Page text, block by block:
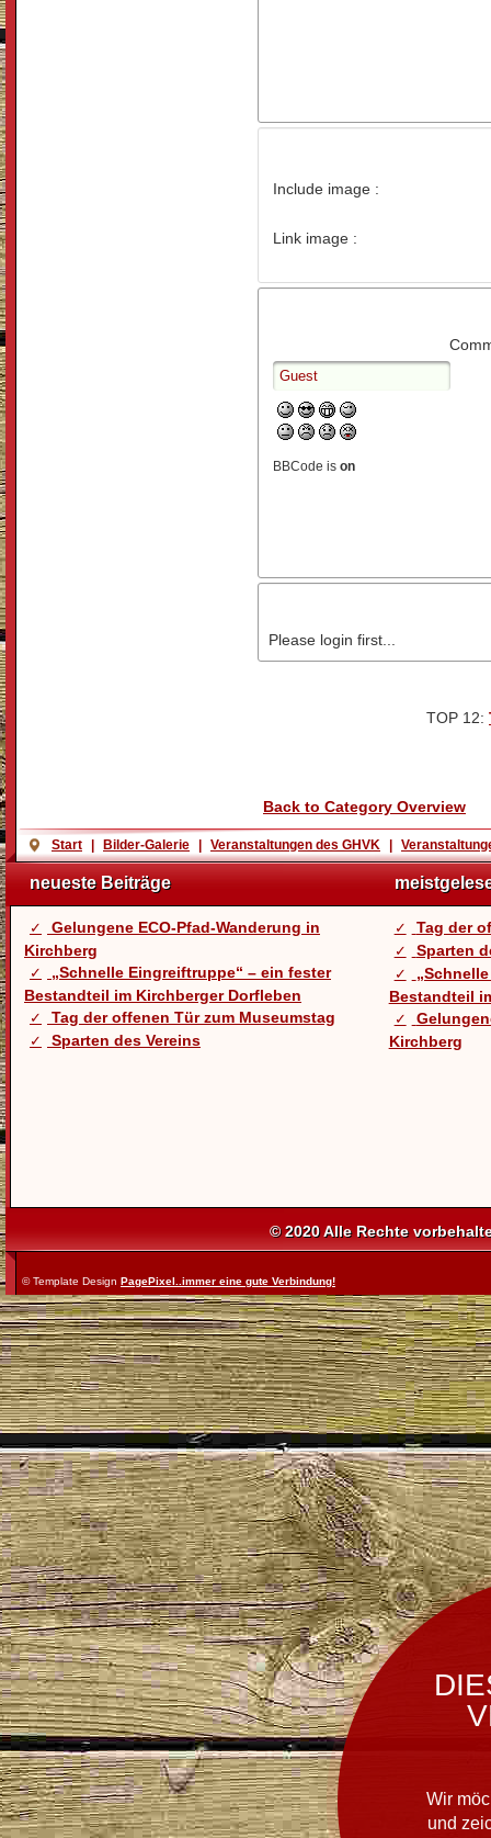
Include image :
Link image :
BBCode ison
Please login first...
TOP 12:
Back to Category Overview
Start Bilder-Galerie Veranstaltungen des GHVK
neueste Beiträge
Gelungene ECO-Pfad-Wanderung in
Kirchberg
„Schnelle Eingreiftruppe“ – ein fester
Bestandteil im Kirchberger Dorfleben
Tag der offenen Tür zum Museumstag
Sparten des Vereins
Tag der
Sparten
Bestandteil
Kirchberg
© 2020 Alle Rechte
© Template Design PagePixel..immer eine gute Verbindung!
Wir
und